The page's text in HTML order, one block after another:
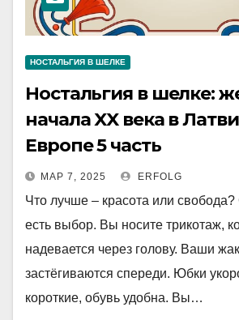
НОСТАЛЬГИЯ В ШЕЛКЕ
Ностальгия в шелке:
начала XX века в
Европе 5 часть
МАР 7, 2025 ERFOLG
Что лучше – красота или свобода?
есть выбор. Вы носите трикотаж,
надевается через голову. Ваши
застёгиваются спереди. Юбки
короткие, обувь удобна. Вы…